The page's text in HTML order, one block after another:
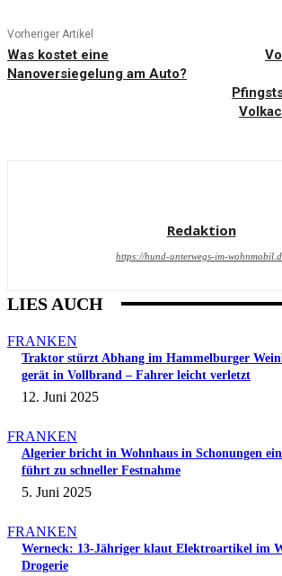
Vorheriger Artikel
Was kostet eine
Nanoversiegelung am Auto?
Redaktion
https://hund-unterwegs-im-
LIES AUCH
FRANKEN
Traktor stürzt Abhang im Hammelburger
gerät in Vollbrand – Fahrer leicht verletzt
12. Juni 2025
FRANKEN
Algerier bricht in Wohnhaus in Schonungen
führt zu schneller Festnahme
5. Juni 2025
FRANKEN
Werneck: 13-Jähriger klaut Elektroartikel im
Drogerie